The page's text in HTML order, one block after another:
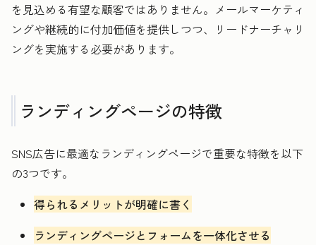
を見込める有望な顧客ではありません。メールマーケティ
ングや継続的に付加価値を提供しつつ、リードナーチャリ
ングを実施する必要があります。
ランディングページの特徴
SNS広告に最適なランディングページで重要な特徴を以下
の3つです。
得られるメリットが明確に書く
ランディングページとフォームを一体化させる